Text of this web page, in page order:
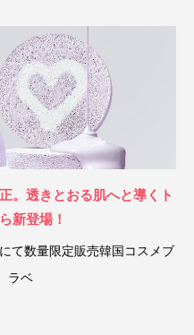
。透きとおる肌へと導くト
新登場！
て数量限定販売韓国コスメブ
ラベ